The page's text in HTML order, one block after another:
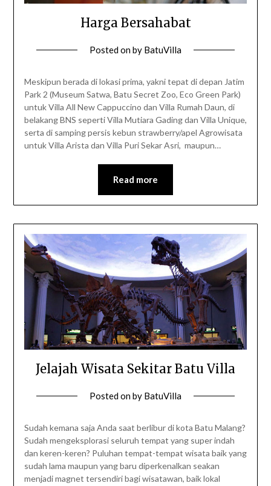
Harga Bersahabat
Posted onby BatuVilla
Meskipun berada di lokasi prima, yakni tepat di depan Jatim
Park 2 (Museum Satwa, Batu Secret Zoo, Eco Green Park)
untuk Villa All New Cappuccino dan Villa Rumah Daun, di
belakang BNS seperti Villa Mutiara Gading dan Villa Unique,
serta di samping persis kebun strawberry/apel Agrowisata
untuk Villa Arista dan Villa Puri Sekar Asri, maupun…
Read more
Jelajah Wisata Sekitar Batu Villa
Posted onby BatuVilla
Sudah kemana saja Anda saat berlibur di kota Batu Malang?
Sudah mengeksplorasi seluruh tempat yang super indah
dan keren-keren? Puluhan tempat-tempat wisata baik yang
sudah lama maupun yang baru diperkenalkan seakan
menjadi magnet tersendiri bagi wisatawan, baik lokal